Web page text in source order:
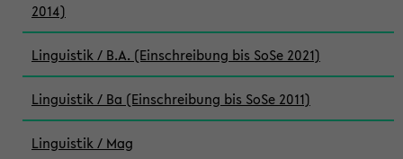
2014)
Linguistik / B.A. (Einschreibung bis SoSe 2021)
Linguistik / Ba (Einschreibung bis SoSe 2011)
Linguistik / Mag